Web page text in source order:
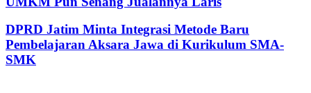
DPRD Jatim Minta Integrasi Metode Baru
Pembelajaran Aksara Jawa di Kurikulum SMA-
SMK